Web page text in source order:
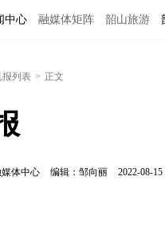
中心 融媒体矩阵 韶山旅游
报列表 > 正文
体中心 编辑：邹向丽 2022-08-15